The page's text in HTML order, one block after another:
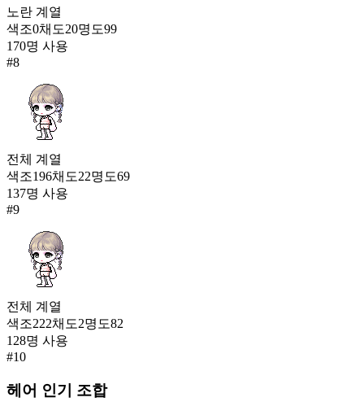
노란 계열
색조0채도20명도99
170명 사용
#8
전체 계열
색조196채도22명도69
137명 사용
#9
전체 계열
색조222채도2명도82
128명 사용
#10
헤어 인기 조합